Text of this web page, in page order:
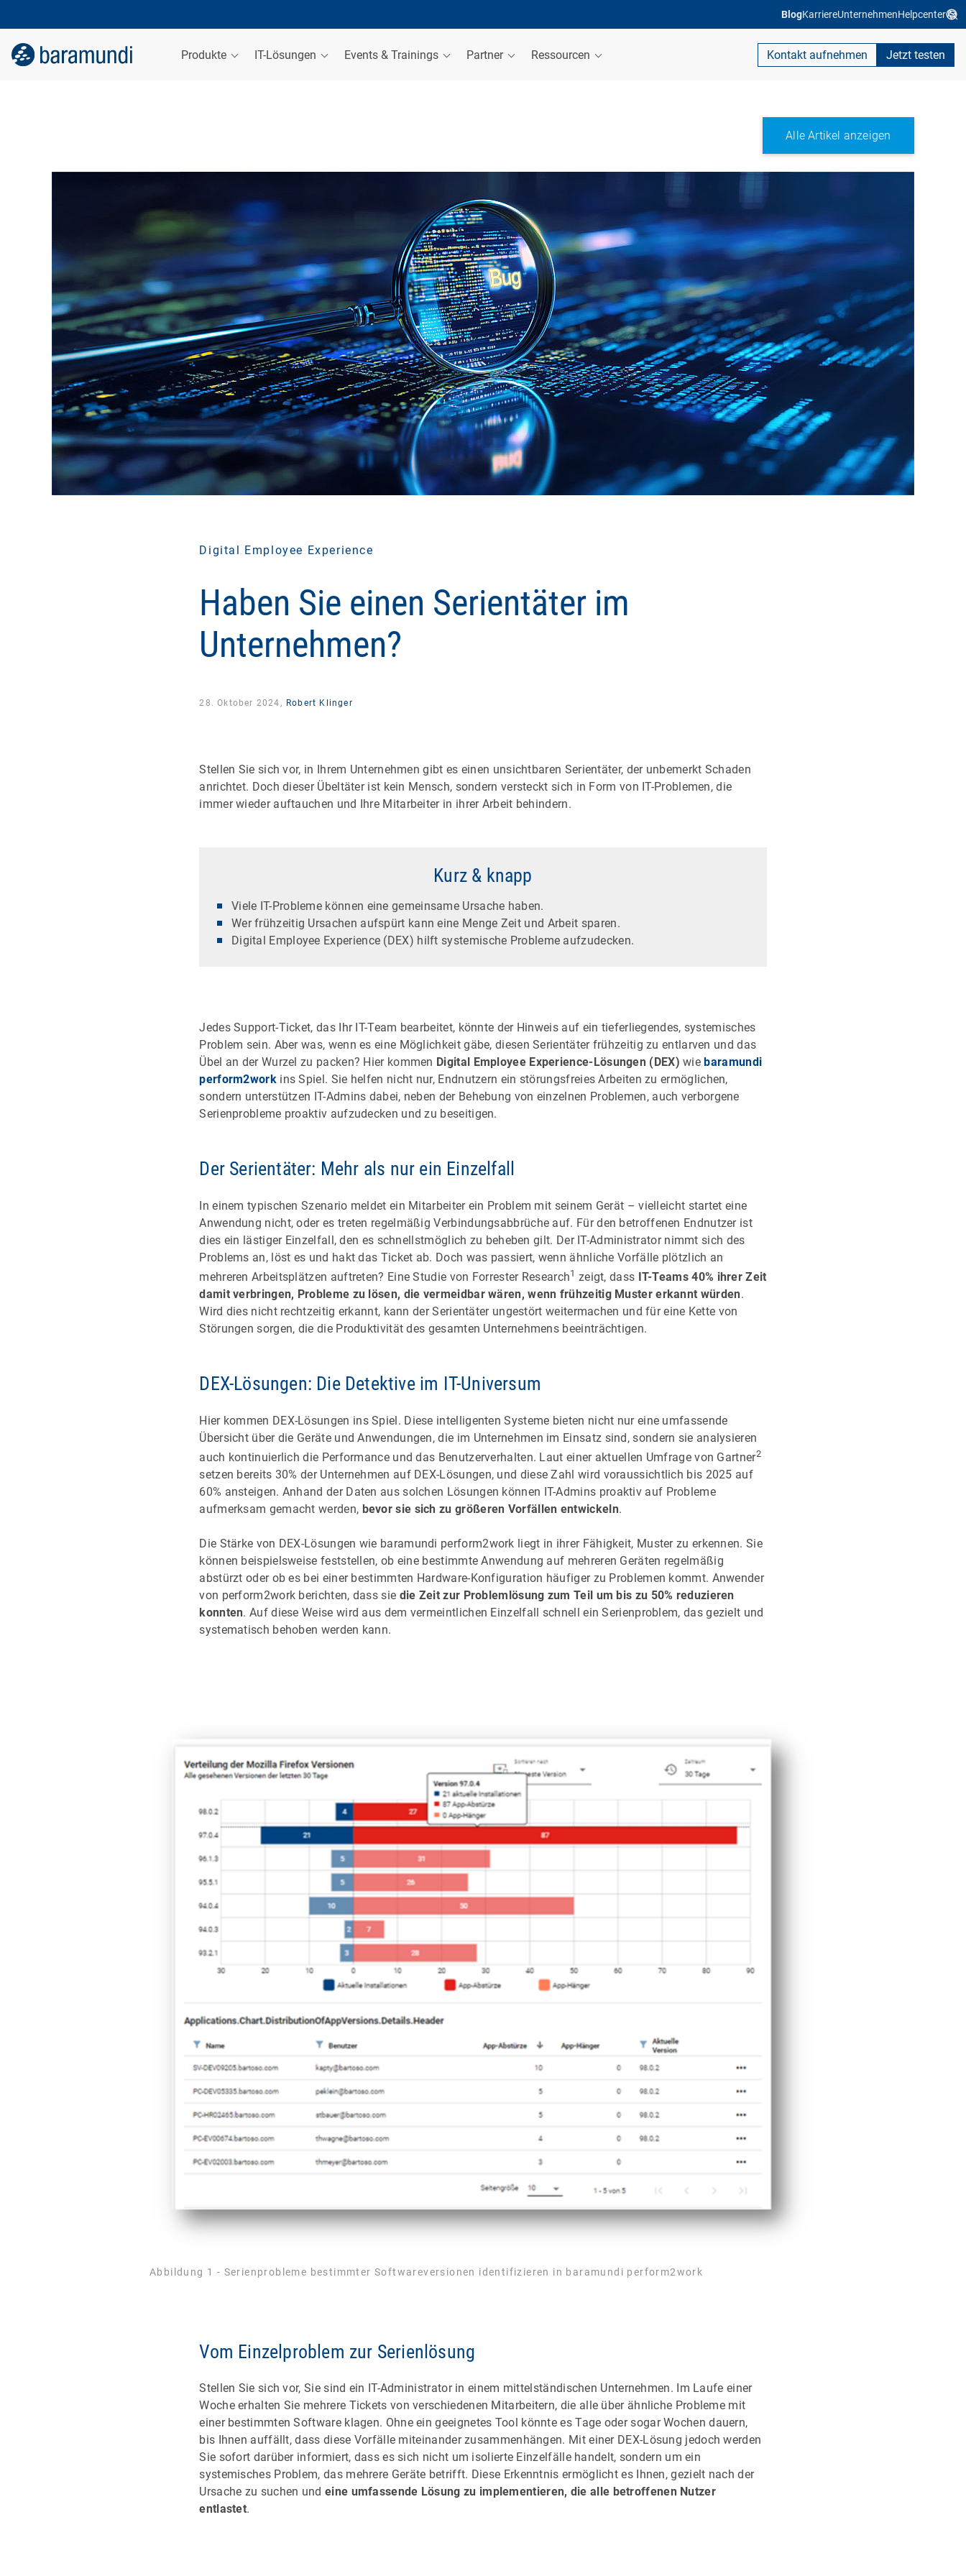
BlogKarriereUnternehmenHelpcenter
Produkte IT-Lösungen Events & Trainings Partner Ressourcen Kontakt aufnehmen Jetzt testen
Alle Artikel anzeigen
Digital Employee Experience
Haben Sie einen Serientäter im
Unternehmen?
28. Oktober 2024, Robert Klinger
Stellen Sie sich vor, in Ihrem Unternehmen gibt es einen unsichtbaren Serientäter, der unbemerkt Schaden
anrichtet. Doch dieser Übeltäter ist kein Mensch, sondern versteckt sich in Form von IT-Problemen, die
immer wieder auftauchen und Ihre Mitarbeiter in ihrer Arbeit behindern.
Kurz & knapp
Viele IT-Probleme können eine gemeinsame Ursache haben.
Wer frühzeitig Ursachen aufspürt kann eine Menge Zeit und Arbeit sparen.
Digital Employee Experience (DEX) hilft systemische Probleme aufzudecken.
Jedes Support-Ticket, das Ihr IT-Team bearbeitet, könnte der Hinweis auf ein tieferliegendes, systemisches
Problem sein. Aber was, wenn es eine Möglichkeit gäbe, diesen Serientäter frühzeitig zu entlarven und das
Übel an der Wurzel zu packen? Hier kommen Digital Employee Experience-Lösungen (DEX) wiebaramundi
perform2workins Spiel. Sie helfen nicht nur, Endnutzern ein störungsfreies Arbeiten zu ermöglichen,
sondern unterstützen IT-Admins dabei, neben der Behebung von einzelnen Problemen, auch verborgene
Serienprobleme proaktiv aufzudecken und zu beseitigen.
Der Serientäter: Mehr als nur ein Einzelfall
In einem typischen Szenario meldet ein Mitarbeiter ein Problem mit seinem Gerät – vielleicht startet eine
Anwendung nicht, oder es treten regelmäßig Verbindungsabbrüche auf. Für den betroffenen Endnutzer ist
dies ein lästiger Einzelfall, den es schnellstmöglich zu beheben gilt. Der IT-Administrator nimmt sich des
Problems an, löst es und hakt das Ticket ab. Doch was passiert, wenn ähnliche Vorfälle plötzlich an
mehreren Arbeitsplätzen auftreten? Eine Studie von Forrester Research1 zeigt, dass IT-Teams 40% ihrer Zeit
damit verbringen, Probleme zu lösen, die vermeidbar wären, wenn frühzeitig Muster erkannt würden.
Wird dies nicht rechtzeitig erkannt, kann der Serientäter ungestört weitermachen und für eine Kette von
Störungen sorgen, die die Produktivität des gesamten Unternehmens beeinträchtigen.
DEX-Lösungen: Die Detektive im IT-Universum
Hier kommen DEX-Lösungen ins Spiel. Diese intelligenten Systeme bieten nicht nur eine umfassende
Übersicht über die Geräte und Anwendungen, die im Unternehmen im Einsatz sind, sondern sie analysieren
auch kontinuierlich die Performance und das Benutzerverhalten. Laut einer aktuellen Umfrage von Gartner2
setzen bereits 30% der Unternehmen auf DEX-Lösungen, und diese Zahl wird voraussichtlich bis 2025 auf
60% ansteigen. Anhand der Daten aus solchen Lösungen können IT-Admins proaktiv auf Probleme
aufmerksam gemacht werden, bevor sie sich zu größeren Vorfällen entwickeln.
Die Stärke von DEX-Lösungen wie baramundi perform2work liegt in ihrer Fähigkeit, Muster zu erkennen. Sie
können beispielsweise feststellen, ob eine bestimmte Anwendung auf mehreren Geräten regelmäßig
abstürzt oder ob es bei einer bestimmten Hardware-Konfiguration häufiger zu Problemen kommt. Anwender
von perform2work berichten, dass sie die Zeit zur Problemlösung zum Teil um bis zu 50% reduzieren
konnten. Auf diese Weise wird aus dem vermeintlichen Einzelfall schnell ein Serienproblem, das gezielt und
systematisch behoben werden kann.
Abbildung 1 - Serienprobleme bestimmter Softwareversionen identifizieren in baramundi perform2work
Vom Einzelproblem zur Serienlösung
Stellen Sie sich vor, Sie sind ein IT-Administrator in einem mittelständischen Unternehmen. Im Laufe einer
Woche erhalten Sie mehrere Tickets von verschiedenen Mitarbeitern, die alle über ähnliche Probleme mit
einer bestimmten Software klagen. Ohne ein geeignetes Tool könnte es Tage oder sogar Wochen dauern,
bis Ihnen auffällt, dass diese Vorfälle miteinander zusammenhängen. Mit einer DEX-Lösung jedoch werden
Sie sofort darüber informiert, dass es sich nicht um isolierte Einzelfälle handelt, sondern um ein
systemisches Problem, das mehrere Geräte betrifft. Diese Erkenntnis ermöglicht es Ihnen, gezielt nach der
Ursache zu suchen undeine umfassende Lösung zu implementieren, die alle betroffenen Nutzer
entlastet.